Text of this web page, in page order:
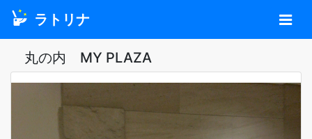
ラトリナ
丸の内 MY PLAZA